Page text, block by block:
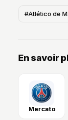
#Atlético de
En savoir
Mercato